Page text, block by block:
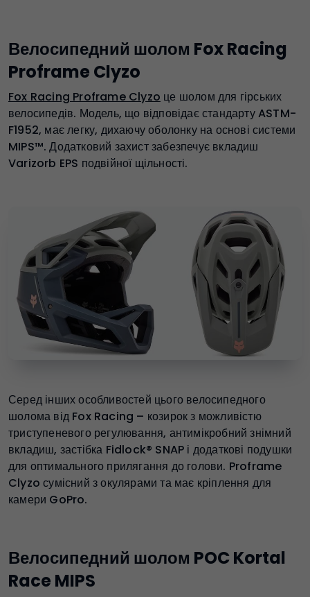
Велосипедний шолом Fox Racing
Proframe Clyzo
Fox Racing Proframe Clyzo це шолом для гірських
велосипедів. Модель, що відповідає стандарту ASTM-
F1952, має легку, дихаючу оболонку на основі системи
MIPS™. Додатковий захист забезпечує вкладиш
Varizorb EPS подвійної щільності.
Серед інших особливостей цього велосипедного
шолома від Fox Racing – козирок з можливістю
триступеневого регулювання, антимікробний знімний
вкладиш, застібка Fidlock® SNAP і додаткові подушки
для оптимального прилягання до голови. Proframe
Clyzo сумісний з окулярами та має кріплення для
камери GoPro.
Велосипедний шолом POC Kortal
Race MIPS